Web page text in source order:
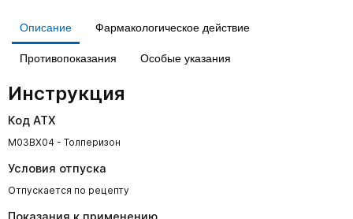
Описание Фармакологическое действие
Противопоказания Особые указания
Инструкция
Код АТХ
M03BX04 - Толперизон
Условия отпуска
Отпускается по рецепту
Показания к применению